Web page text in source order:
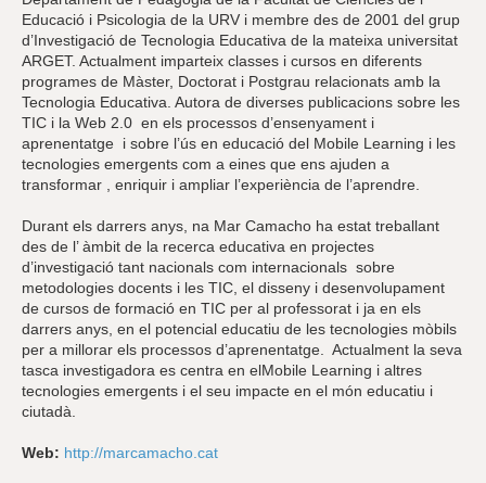
Educació i Psicologia de la URV i membre des de 2001 del grup
d’Investigació de Tecnologia Educativa de la mateixa universitat
ARGET. Actualment imparteix classes i cursos en diferents
programes de Màster, Doctorat i Postgrau relacionats amb la
Tecnologia Educativa. Autora de diverses publicacions sobre les
TIC i la Web 2.0 en els processos d’ensenyament i
aprenentatge i sobre l’ús en educació del Mobile Learning i les
tecnologies emergents com a eines que ens ajuden a
transformar , enriquir i ampliar l’experiència de l’aprendre.
Durant els darrers anys, na Mar Camacho ha estat treballant
des de l’ àmbit de la recerca educativa en projectes
d’investigació tant nacionals com internacionals sobre
metodologies docents i les TIC, el disseny i desenvolupament
de cursos de formació en TIC per al professorat i ja en els
darrers anys, en el potencial educatiu de les tecnologies mòbils
per a millorar els processos d’aprenentatge. Actualment la seva
tasca investigadora es centra en elMobile Learning i altres
tecnologies emergents i el seu impacte en el món educatiu i
ciutadà.
Web: http://marcamacho.cat